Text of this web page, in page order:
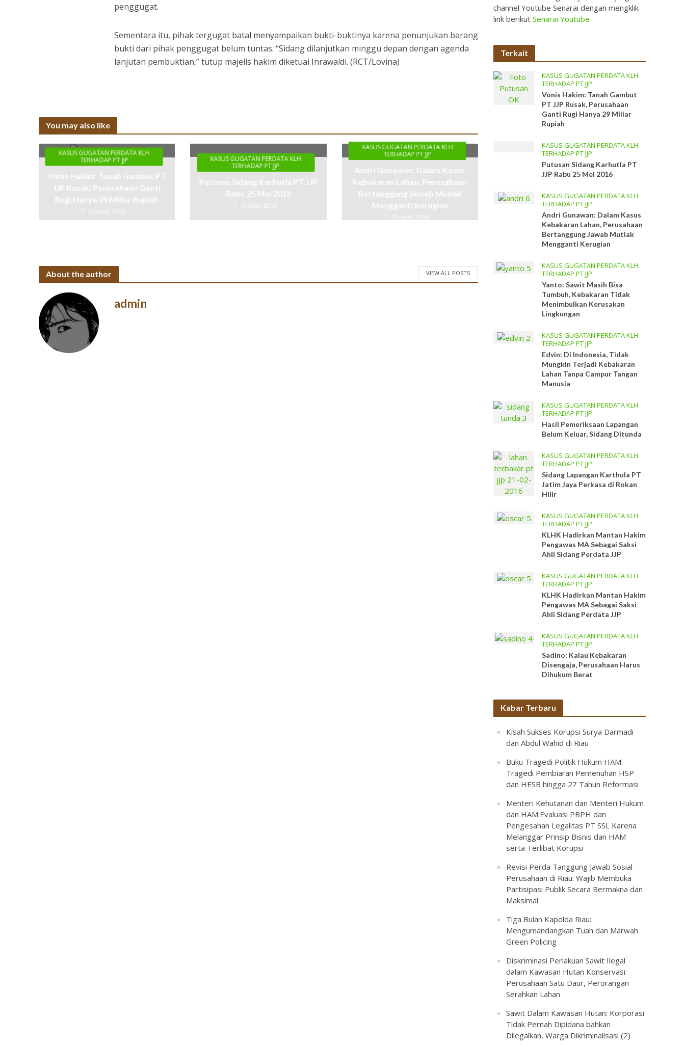
penggugat.
Sementara itu, pihak tergugat batal menyampaikan bukti-buktinya karena penunjukan barang
bukti dari pihak penggugat belum tuntas. “Sidang dilanjutkan minggu depan dengan agenda
lanjutan pembuktian,” tutup majelis hakim diketuai Inrawaldi. (RCT/Lovina)
You may also like
KASUS GUGATAN PERDATA KLH
TERHADAP PT JJP
Vonis Hakim: Tanah Gambut PT
JJP Rusak, Perusahaan Ganti
Rugi Hanya 29 Miliar Rupiah
KASUS GUGATAN PERDATA KLH
TERHADAP PT JJP
Putusan Sidang Karhutla PT JJP
Rabu 25 Mei 2016
16 May 2016
KASUS GUGATAN PERDATA KLH
TERHADAP PT JJP
Andri Gunawan: Dalam Kasus
Kebakaran Lahan, Perusahaan
Bertanggung Jawab Mutlak
Mengganti Kerugian
19 April 2016
About the author VIEW ALL POSTS
admin
channel Youtube Senarai dengan mengklik
link berikutSenarai Youtube
Terkait
KASUS GUGATAN PERDATA KLH
TERHADAP PT JJP
Vonis Hakim: Tanah Gambut
PT JJP Rusak, Perusahaan
Ganti Rugi Hanya 29 Miliar
Rupiah
KASUS GUGATAN PERDATA KLH
TERHADAP PT JJP
Putusan Sidang Karhutla PT
JJP Rabu 25 Mei 2016
KASUS GUGATAN PERDATA KLH
TERHADAP PT JJP
Andri Gunawan: Dalam Kasus
Kebakaran Lahan, Perusahaan
Bertanggung Jawab Mutlak
Mengganti Kerugian
KASUS GUGATAN PERDATA KLH
TERHADAP PT JJP
Yanto: Sawit Masih Bisa
Tumbuh, Kebakaran Tidak
Menimbulkan Kerusakan
Lingkungan
KASUS GUGATAN PERDATA KLH
TERHADAP PT JJP
Edvin: Di Indonesia, Tidak
Mungkin Terjadi Kebakaran
Lahan Tanpa Campur Tangan
Manusia
KASUS GUGATAN PERDATA KLH
TERHADAP PT JJP
Hasil Pemeriksaan Lapangan
Belum Keluar, Sidang Ditunda
KASUS GUGATAN PERDATA KLH
TERHADAP PT JJP
Sidang Lapangan Karthula PT
Jatim Jaya Perkasa di Rokan
Hilir
KASUS GUGATAN PERDATA KLH
TERHADAP PT JJP
KLHK Hadirkan Mantan Hakim
Pengawas MA Sebagai Saksi
Ahli Sidang Perdata JJP
KASUS GUGATAN PERDATA KLH
TERHADAP PT JJP
KLHK Hadirkan Mantan Hakim
Pengawas MA Sebagai Saksi
Ahli Sidang Perdata JJP
KASUS GUGATAN PERDATA KLH
TERHADAP PT JJP
Sadino: Kalau Kebakaran
Disengaja, Perusahaan Harus
Dihukum Berat
Kabar Terbaru
Kisah Sukses Korupsi Surya Darmadi
dan Abdul Wahid di Riau
Buku Tragedi Politik Hukum HAM:
Tragedi Pembiaran Pemenuhan HSP
dan HESB hingga 27 Tahun Reformasi
Menteri Kehutanan dan Menteri Hukum
dan HAM:Evaluasi PBPH dan
Pengesahan Legalitas PT SSL Karena
Melanggar Prinsip Bisnis dan HAM
serta Terlibat Korupsi
Revisi Perda Tanggung Jawab Sosial
Perusahaan di Riau: Wajib Membuka
Partisipasi Publik Secara Bermakna dan
Maksimal
Tiga Bulan Kapolda Riau:
Mengumandangkan Tuah dan Marwah
Green Policing
Diskriminasi Perlakuan Sawit Ilegal
dalam Kawasan Hutan Konservasi:
Perusahaan Satu Daur, Perorangan
Serahkan Lahan
Sawit Dalam Kawasan Hutan: Korporasi
Tidak Pernah Dipidana bahkan
Dilegalkan, Warga Dikriminalisasi (2)